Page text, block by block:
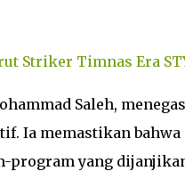
Striker Timnas Era
Saleh,
Ia memastikan
yang